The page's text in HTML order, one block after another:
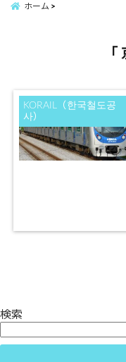
ホーム
「
KORAIL（한국철도공
사）
検索